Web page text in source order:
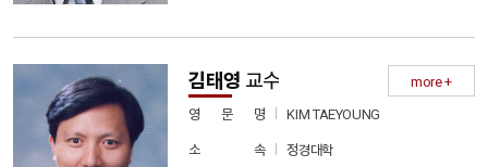
김태영 교수
more +
영 문 명
KIM TAEYOUNG
소 속 정경대학